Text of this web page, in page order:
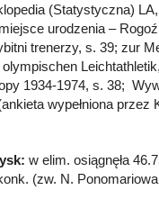
(Statystyczna)
urodzenia –
trenerzy, s. 39; zur
1934-1974, s. 38;
wypełniona przez
w elim. osiągnęła
(zw. N.